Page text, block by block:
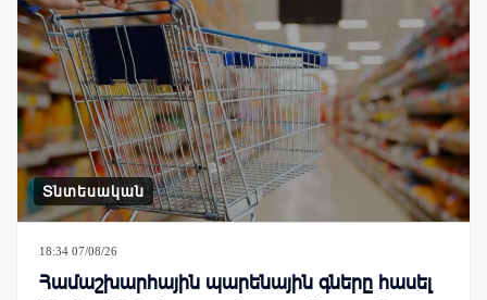
Տնտեսական
18:34 07/08/26
Համաշխարհային պարենային գները հասել